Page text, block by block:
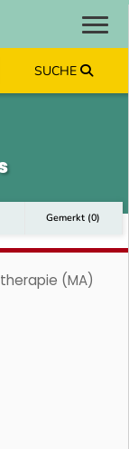
SUCHE
Gemerkt (0)
(MA)